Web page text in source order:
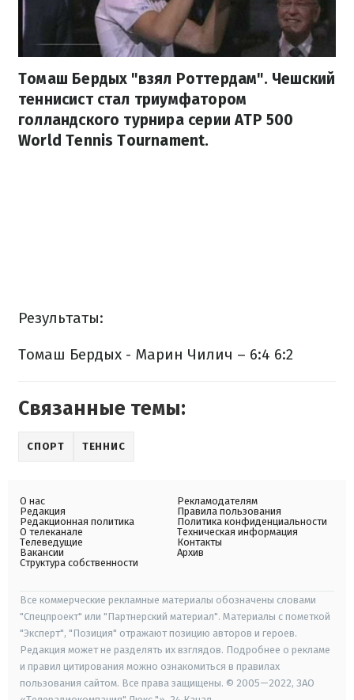
Томаш Бердых "взял Роттердам". Чешский
теннисист стал триумфатором
голландского турнира серии АТР 500
World Tennis Tournament.
Результаты:
Томаш Бердых - Марин Чилич – 6:4 6:2
Связанные темы:
СПОРТ ТЕННИС
О нас
Редакция
Редакционная политика
О телеканале
Телеведущие
Вакансии
Структура собственности
Рекламодателям
Правила пользования
Политика конфиденциальности
Техническая информация
Контакты
Архив
Все коммерческие рекламные материалы обозначены словами
"Спецпроект" или "Партнерский материал". Материалы с пометкой
"Эксперт", "Позиция" отражают позицию авторов и героев.
Редакция может не разделять их взглядов. Подробнее о рекламе
и правил цитирования можно ознакомиться в правилах
пользования сайтом. Все права защищены. © 2005—2022, ЗАО